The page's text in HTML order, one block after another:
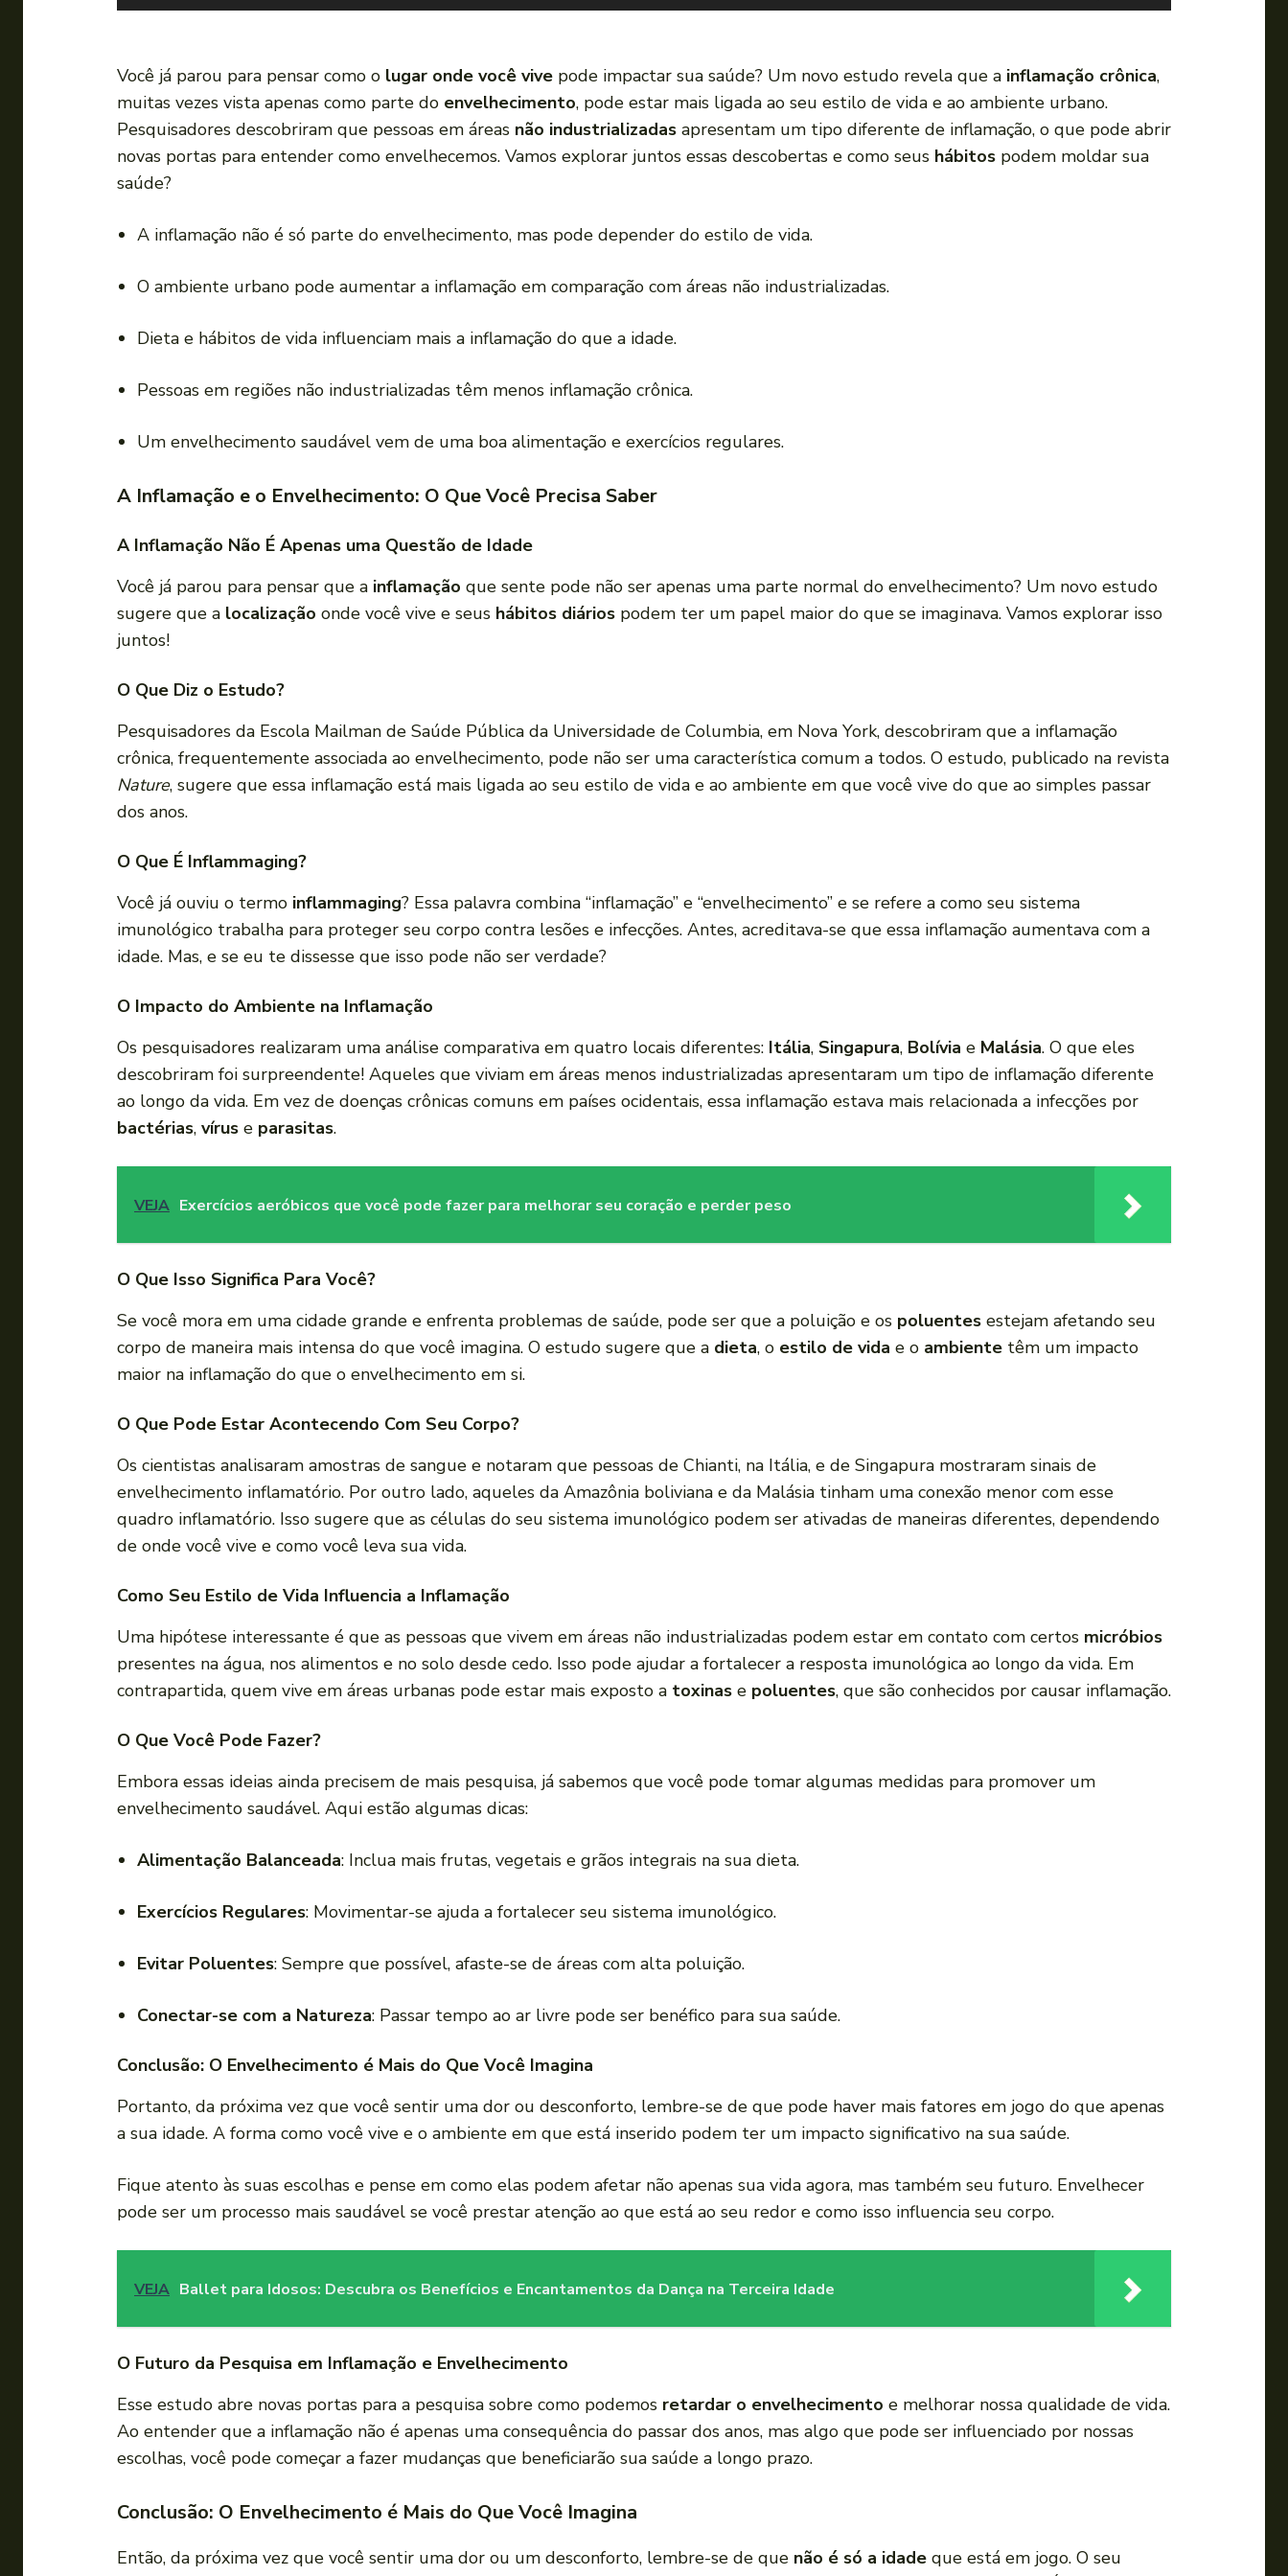
o
a
o
á
d
o
s
o
p
a
m
r
o
u
i
n
r
o
m
e
Você já parou para pensar como o lugar onde você vive pode impactar sua saúde? Um novo estudo revela que a inflamação crônica,
muitas vezes vista apenas como parte do envelhecimento, pode estar mais ligada ao seu estilo de vida e ao ambiente urbano.
Pesquisadores descobriram que pessoas em áreas não industrializadas apresentam um tipo diferente de inflamação, o que pode abrir
novas portas para entender como envelhecemos. Vamos explorar juntos essas descobertas e como seus hábitos podem moldar sua
saúde?
A inflamação não é só parte do envelhecimento, mas pode depender do estilo de vida.
O ambiente urbano pode aumentar a inflamação em comparação com áreas não industrializadas.
Dieta e hábitos de vida influenciam mais a inflamação do que a idade.
Pessoas em regiões não industrializadas têm menos inflamação crônica.
Um envelhecimento saudável vem de uma boa alimentação e exercícios regulares.
A Inflamação e o Envelhecimento: O Que Você Precisa Saber
A Inflamação Não É Apenas uma Questão de Idade
Você já parou para pensar que a inflamação que sente pode não ser apenas uma parte normal do envelhecimento? Um novo estudo
sugere que a localização onde você vive e seus hábitos diários podem ter um papel maior do que se imaginava. Vamos explorar isso
juntos!
O Que Diz o Estudo?
Pesquisadores da Escola Mailman de Saúde Pública da Universidade de Columbia, em Nova York, descobriram que a inflamação
crônica, frequentemente associada ao envelhecimento, pode não ser uma característica comum a todos. O estudo, publicado na revista
Nature, sugere que essa inflamação está mais ligada ao seu estilo de vida e ao ambiente em que você vive do que ao simples passar
dos anos.
O Que É Inflammaging?
Você já ouviu o termo inflammaging? Essa palavra combina “inflamação” e “envelhecimento” e se refere a como seu sistema
imunológico trabalha para proteger seu corpo contra lesões e infecções. Antes, acreditava-se que essa inflamação aumentava com a
idade. Mas, e se eu te dissesse que isso pode não ser verdade?
O Impacto do Ambiente na Inflamação
Os pesquisadores realizaram uma análise comparativa em quatro locais diferentes: Itália, Singapura, Bolívia e Malásia. O que eles
descobriram foi surpreendente! Aqueles que viviam em áreas menos industrializadas apresentaram um tipo de inflamação diferente
ao longo da vida. Em vez de doenças crônicas comuns em países ocidentais, essa inflamação estava mais relacionada a infecções por
bactérias, vírus e parasitas.
VEJA Exercícios aeróbicos que você pode fazer para melhorar seu coração e perder peso
O Que Isso Significa Para Você?
Se você mora em uma cidade grande e enfrenta problemas de saúde, pode ser que a poluição e os poluentes estejam afetando seu
corpo de maneira mais intensa do que você imagina. O estudo sugere que a dieta, o estilo de vida e o ambiente têm um impacto
maior na inflamação do que o envelhecimento em si.
O Que Pode Estar Acontecendo Com Seu Corpo?
Os cientistas analisaram amostras de sangue e notaram que pessoas de Chianti, na Itália, e de Singapura mostraram sinais de
envelhecimento inflamatório. Por outro lado, aqueles da Amazônia boliviana e da Malásia tinham uma conexão menor com esse
quadro inflamatório. Isso sugere que as células do seu sistema imunológico podem ser ativadas de maneiras diferentes, dependendo
de onde você vive e como você leva sua vida.
Como Seu Estilo de Vida Influencia a Inflamação
Uma hipótese interessante é que as pessoas que vivem em áreas não industrializadas podem estar em contato com certos micróbios
presentes na água, nos alimentos e no solo desde cedo. Isso pode ajudar a fortalecer a resposta imunológica ao longo da vida. Em
contrapartida, quem vive em áreas urbanas pode estar mais exposto a toxinas e poluentes, que são conhecidos por causar inflamação.
O Que Você Pode Fazer?
Embora essas ideias ainda precisem de mais pesquisa, já sabemos que você pode tomar algumas medidas para promover um
envelhecimento saudável. Aqui estão algumas dicas:
Alimentação Balanceada: Inclua mais frutas, vegetais e grãos integrais na sua dieta.
Exercícios Regulares: Movimentar-se ajuda a fortalecer seu sistema imunológico.
Evitar Poluentes: Sempre que possível, afaste-se de áreas com alta poluição.
Conectar-se com a Natureza: Passar tempo ao ar livre pode ser benéfico para sua saúde.
Conclusão: O Envelhecimento é Mais do Que Você Imagina
Portanto, da próxima vez que você sentir uma dor ou desconforto, lembre-se de que pode haver mais fatores em jogo do que apenas
a sua idade. A forma como você vive e o ambiente em que está inserido podem ter um impacto significativo na sua saúde.
Fique atento às suas escolhas e pense em como elas podem afetar não apenas sua vida agora, mas também seu futuro. Envelhecer
pode ser um processo mais saudável se você prestar atenção ao que está ao seu redor e como isso influencia seu corpo.
VEJA Ballet para Idosos: Descubra os Benefícios e Encantamentos da Dança na Terceira Idade
O Futuro da Pesquisa em Inflamação e Envelhecimento
Esse estudo abre novas portas para a pesquisa sobre como podemos retardar o envelhecimento e melhorar nossa qualidade de vida.
Ao entender que a inflamação não é apenas uma consequência do passar dos anos, mas algo que pode ser influenciado por nossas
escolhas, você pode começar a fazer mudanças que beneficiarão sua saúde a longo prazo.
Conclusão: O Envelhecimento é Mais do Que Você Imagina
Então, da próxima vez que você sentir uma dor ou um desconforto, lembre-se de que não é só a idade que está em jogo. O seu